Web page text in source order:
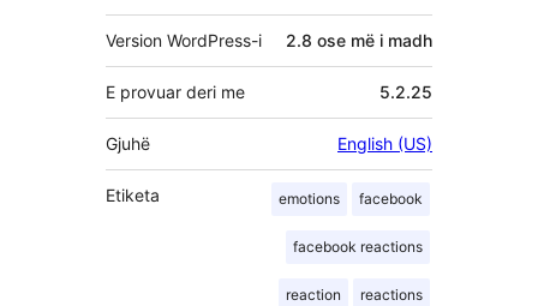
Version WordPress-i 2.8 ose më i madh
E provuar deri me 5.2.25
Gjuhë English (US)
Etiketa emotions facebook
facebook reactions
reaction reactions